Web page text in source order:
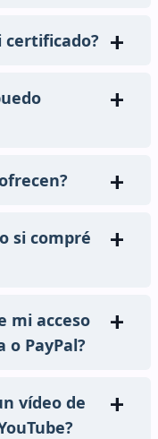
certificado?
si compré
mi acceso
PayPal?
vídeo de